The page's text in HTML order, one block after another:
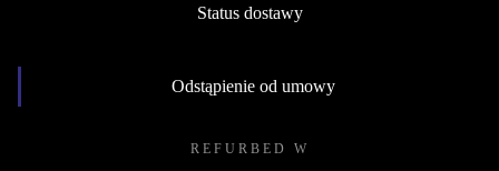
Status dostawy
Odstąpienie od umowy
REFURBED W